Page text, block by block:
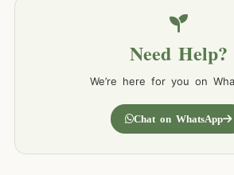
Need Help?
We’re here for you on
Chat on WhatsApp